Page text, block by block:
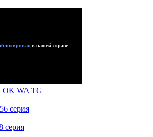
OK WA TG
серия
серия